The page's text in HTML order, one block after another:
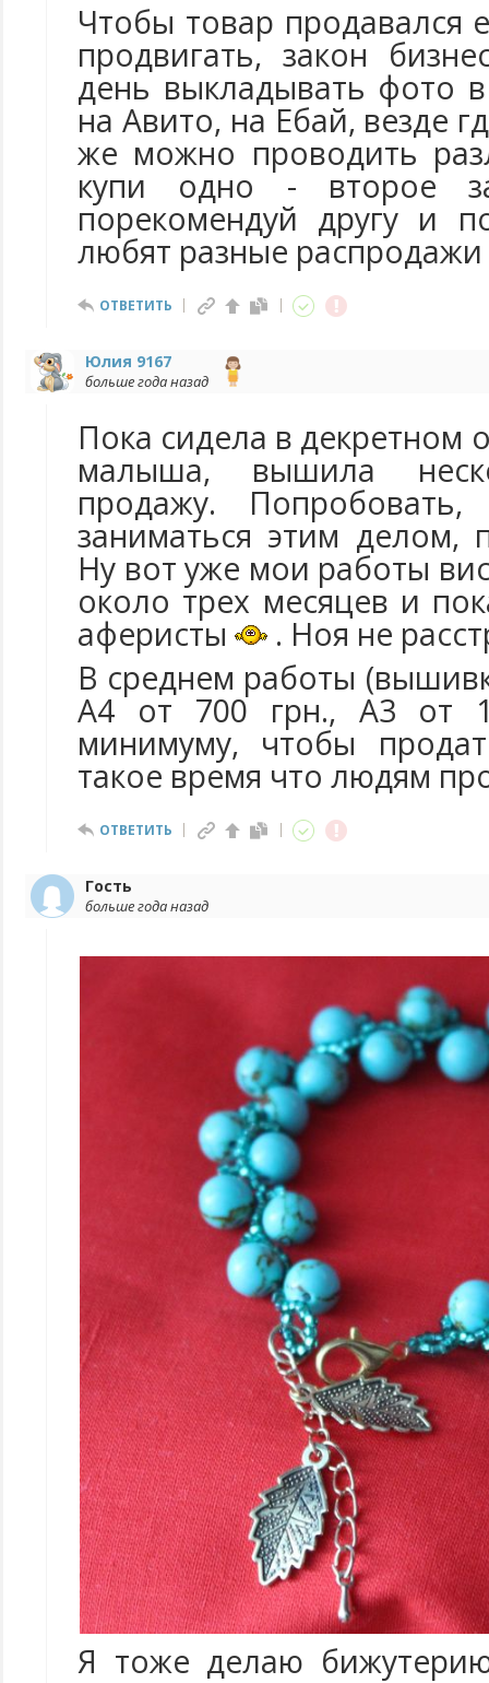
Чтобы товар продавался
продвигать, закон
день выкладывать фото
на Авито, на Ебай, везде
же можно проводить
купи одно - второе
порекомендуй другу и
любят разные
ОТВЕТИТЬ
Юлия 9167
больше года назад
Пока сидела в декретном
малыша, вышила
продажу.
заниматься этим делом,
Ну вот уже мои работы
около трех месяцев и
аферисты
. Ноя не
В среднем работы
А4 от 700 грн., А3 от
минимуму, чтобы
такое время что людям
ОТВЕТИТЬ
Гость
больше года назад
Я тоже делаю